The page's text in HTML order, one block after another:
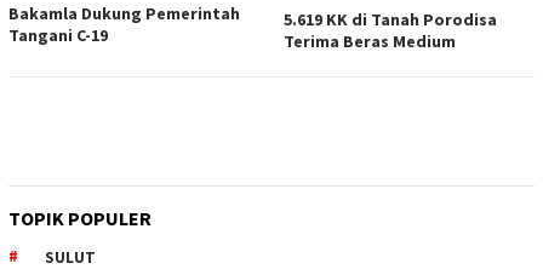
Bakamla Dukung Pemerintah
Tangani C-19
5.619 KK di Tanah Porodisa
Terima Beras Medium
TOPIK POPULER
SULUT